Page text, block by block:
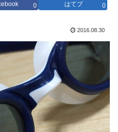
0 はてブ 0
2016.08.30